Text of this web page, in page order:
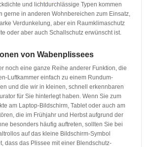
und lichtdurchlässige Typen kommen
gerne in anderen Wohnbereichen zum Einsatz,
Verdunkelung, aber ein Raumklimaschutz
oder aber auch Schallschutz erwünscht ist.
von Wabenplissees
noch eine ganze Reihe anderer Funktion, die
Luftkammer einfach zu einem Rundum-
und die wir in kleinen, schnell erkennbaren
für Sie hinterlegt haben. Wenn Sie zum
am Laptop-Bildschirm, Tablet oder auch am
die im Frühjahr und Herbst aufgrund der
besonders häufig auftreten, sollten Sie bei
auf das kleine Bildschirm-Symbol
dass das Plissee mit einer Blendschutz-